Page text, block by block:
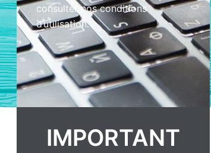
consulter nos conditions
d’utilisation.
IMPORTANT